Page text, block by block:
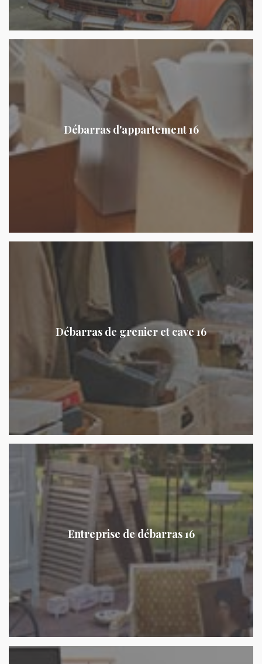
Débarras d'appartement 16
Débarras de grenier et cave 16
Entreprise de débarras 16